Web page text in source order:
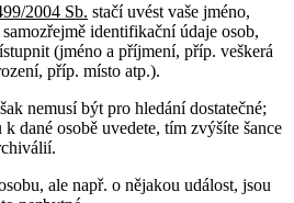
2004 Sb. stačí uvést vaše jméno,
identifikační údaje osob,
(jméno a příjmení, příp. veškerá
příp. místo atp.).
nemusí být pro hledání dostatečné;
dané osobě uvedete, tím zvýšíte šance
ale např. o nějakou událost, jsou